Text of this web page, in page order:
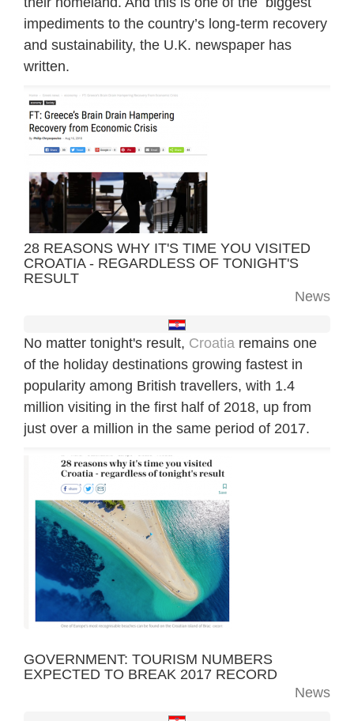
impediments to the country’s long-term recovery
and sustainability, the U.K. newspaper has
written.
28 REASONS WHY IT'S TIME YOU VISITED
CROATIA - REGARDLESS OF TONIGHT'S
RESULT
News
No matter tonight's result, Croatia remains one
of the holiday destinations growing fastest in
popularity among British travellers, with 1.4
million visiting in the first half of 2018, up from
just over a million in the same period of 2017.
GOVERNMENT: TOURISM NUMBERS
EXPECTED TO BREAK 2017 RECORD
News